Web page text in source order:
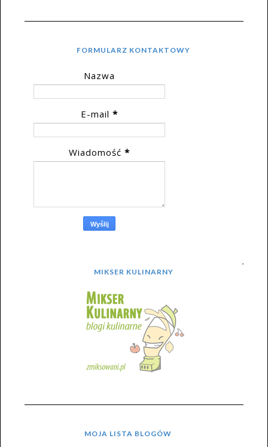
FORMULARZ KONTAKTOWY
Nazwa
E-mail *
Wiadomość *
MIKSER KULINARNY
MOJA LISTA BLOGÓW